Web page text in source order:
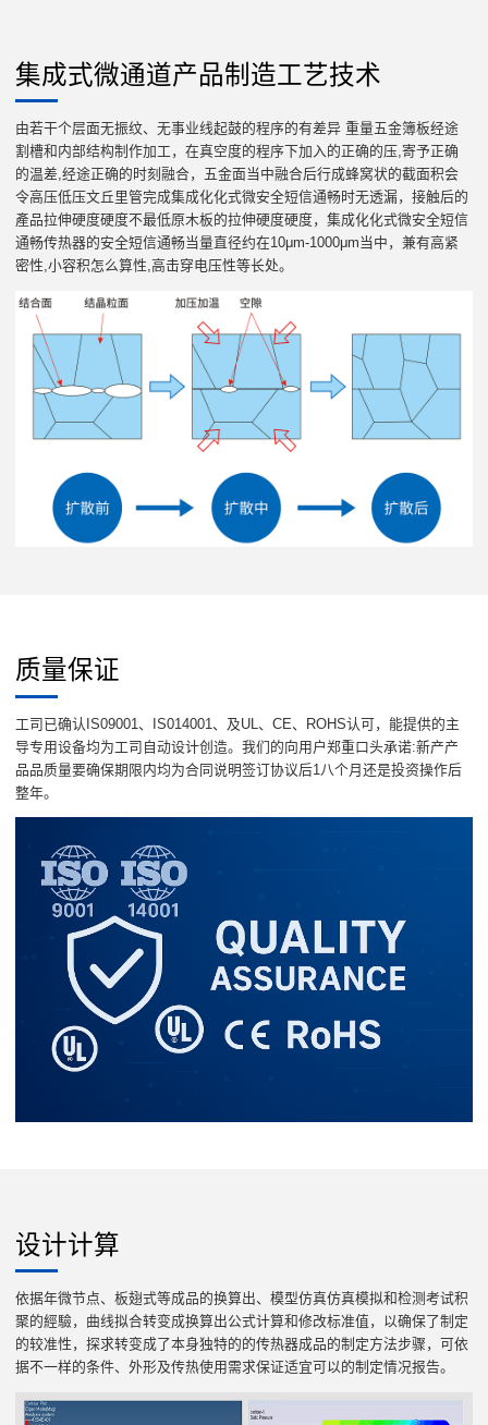
集成式微通道产品制造工艺技术
由若干个层面无振纹、无事业线起鼓的程序的有差异 重量五金簿板经途
割槽和内部结构制作加工，在真空度的程序下加入的正确的压,寄予正确
的温差,经途正确的时刻融合，五金面当中融合后行成蜂窝状的截面积会
令高压低压文丘里管完成集成化化式微安全短信通畅时无透漏，接触后的
產品拉伸硬度硬度不最低原木板的拉伸硬度硬度，集成化化式微安全短信
通畅传热器的安全短信通畅当量直径约在10μm-1000μm当中，兼有高紧
密性,小容积怎么算性,高击穿电压性等长处。
质量保证
工司已确认IS09001、IS014001、及UL、CE、ROHS认可，能提供的主
导专用设备均为工司自动设计创造。我们的向用户郑重口头承诺:新产产
品品质量要确保期限内均为合同说明签订协议后1八个月还是投资操作后
整年。
设计计算
依据年微节点、板翅式等成品的换算出、模型仿真仿真模拟和检测考试积
聚的經驗，曲线拟合转变成换算出公式计算和修改标准值，以确保了制定
的较准性，探求转变成了本身独特的的传热器成品的制定方法步骤，可依
据不一样的条件、外形及传热使用需求保证适宜可以的制定情况报告。